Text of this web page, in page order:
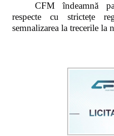
CFM îndeamnă
respecte cu strictețe
semnalizarea la trecerile la